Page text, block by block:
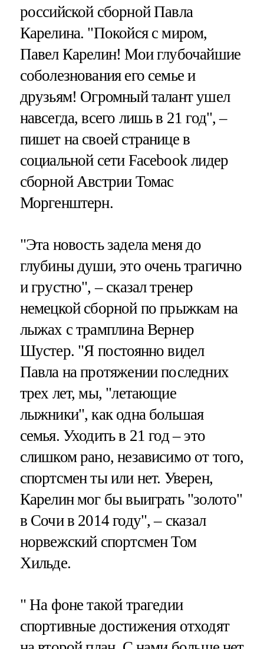
российской сборной Павла
Карелина. "Покойся с миром,
Павел Карелин! Мои глубочайшие
соболезнования его семье и
друзьям! Огромный талант ушел
навсегда, всего лишь в 21 год", –
пишет на своей странице в
социальной сети Facebook лидер
сборной Австрии Томас
Моргенштерн.
"Эта новость задела меня до
глубины души, это очень трагично
и грустно", – сказал тренер
немецкой сборной по прыжкам на
лыжах с трамплина Вернер
Шустер. "Я постоянно видел
Павла на протяжении последних
трех лет, мы, "летающие
лыжники", как одна большая
семья. Уходить в 21 год – это
слишком рано, независимо от того,
спортсмен ты или нет. Уверен,
Карелин мог бы выиграть "золото"
в Сочи в 2014 году", – сказал
норвежский спортсмен Том
Хильде.
" На фоне такой трагедии
спортивные достижения отходят